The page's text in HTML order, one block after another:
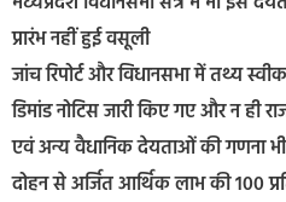
प्रारंभ नहीं हुई वसूली
जांच रिपोर्ट और विधानसभा में तथ्य
डिमांड नोटिस जारी किए गए और न ही
एवं अन्य वैधानिक देयताओं की गणना भी
दोहन से अर्जित आर्थिक लाभ की 100